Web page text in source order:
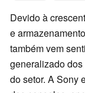
Devido à
e
também vem
generalizado
do setor. A Sony